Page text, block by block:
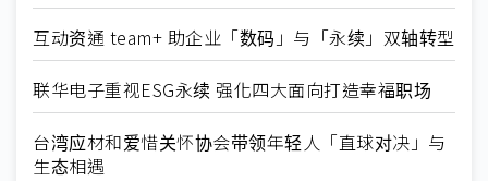
互动资通 team+ 助企业「数码」与「永续」双轴转型
联华电子重视ESG永续 强化四大面向打造幸福职场
台湾应材和爱惜关怀协会带领年轻人「直球对决」与
生态相遇